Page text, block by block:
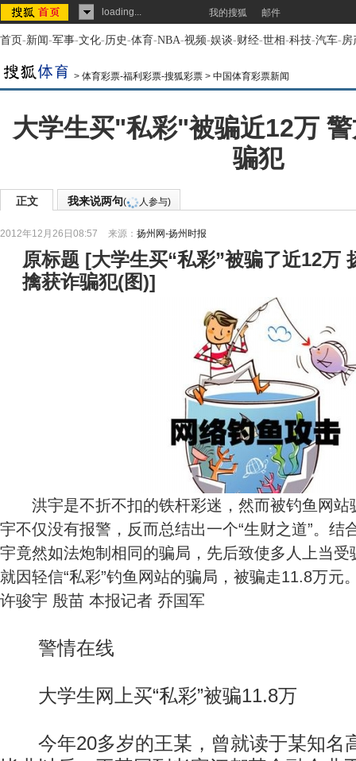
loading... 我的搜狐 邮件
首页-新闻-军事-文化-历史-体育-NBA-视频-娱谈-财经-世相-科技-汽车-房
> 体育彩票-福利彩票-搜狐彩票 > 中国体育彩票新闻
大学生买"私彩"被骗近12万
骗犯
正文 我来说两句( 人参与)
2012年12月26日08:57 来源： 扬州网-扬州时报
原标题 [大学生买“私彩”被骗了近12万
擒获诈骗犯(图)]
洪宇是不折不扣的铁杆彩迷，然而被钓鱼网站
宇不仅没有报警，反而总结出一个“生财之道”。结
宇竟然如法炮制相同的骗局，先后致使多人上当
就因轻信“私彩”钓鱼网站的骗局，被骗走11.8万元
许骏宇 殷苗 本报记者 乔国军
警情在线
大学生网上买“私彩”被骗11.8万
今年20多岁的王某，曾就读于某知名